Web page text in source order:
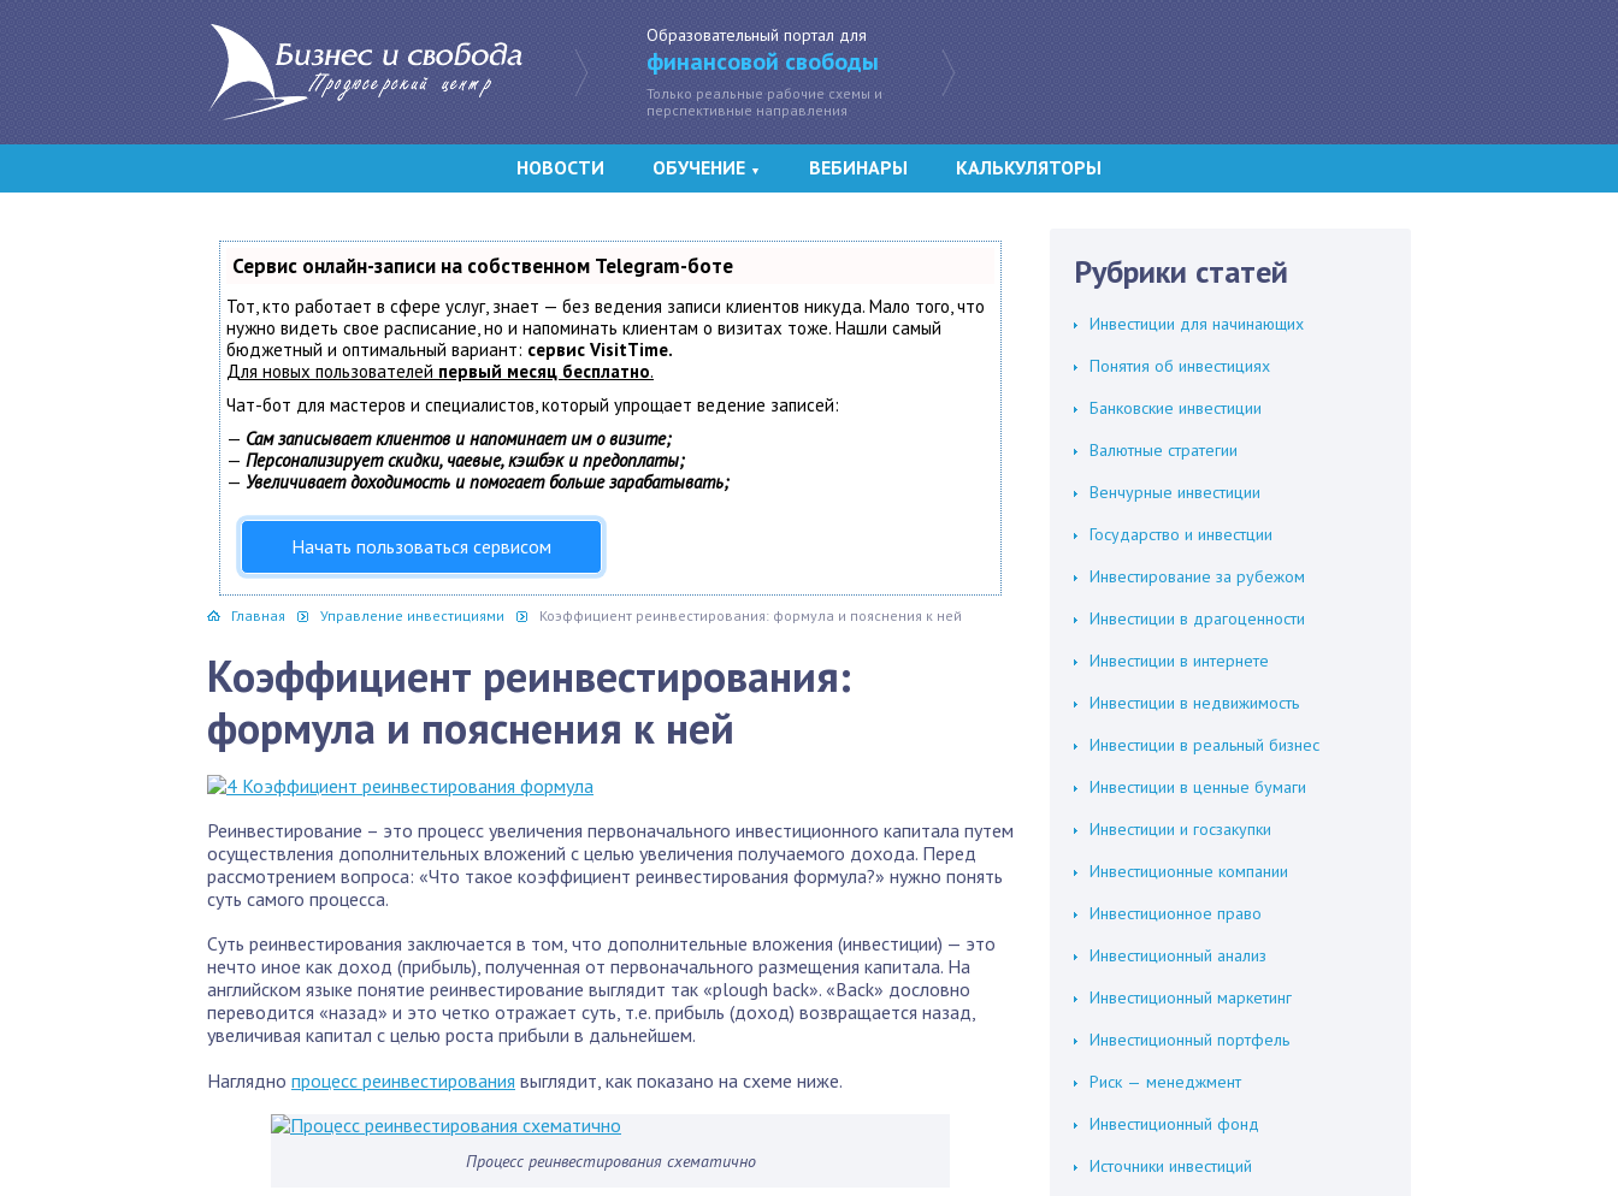
Образовательный портал для
финансовой свободы
Только реальные рабочие схемы и
перспективные направления
НОВОСТИ ОБУЧЕНИЕ ▼ ВЕБИНАРЫ КАЛЬКУЛЯТОРЫ
Сервис онлайн-записи на собственном Telegram-боте
Тот, кто работает в сфере услуг, знает — без ведения записи клиентов никуда. Мало того, что
нужно видеть свое расписание, но и напоминать клиентам о визитах тоже. Нашли самый
бюджетный и оптимальный вариант: сервис VisitTime.
Для новых пользователей первый месяц бесплатно.
Чат-бот для мастеров и специалистов, который упрощает ведение записей:
— Сам записывает клиентов и напоминает им о визите;
— Персонализирует скидки, чаевые, кэшбэк и предоплаты;
— Увеличивает доходимость и помогает больше зарабатывать;
Начать пользоваться сервисом
Главная Управление инвестициями Коэффициент реинвестирования: формула и пояснения к ней
Коэффициент реинвестирования:
формула и пояснения к ней
Реинвестирование – это процесс увеличения первоначального инвестиционного капитала путем
осуществления дополнительных вложений с целью увеличения получаемого дохода. Перед
рассмотрением вопроса: «Что такое коэффициент реинвестирования формула?» нужно понять
суть самого процесса.
Суть реинвестирования заключается в том, что дополнительные вложения (инвестиции) — это
нечто иное как доход (прибыль), полученная от первоначального размещения капитала. На
английском языке понятие реинвестирование выглядит так «plough back». «Back» дословно
переводится «назад» и это четко отражает суть, т.е. прибыль (доход) возвращается назад,
увеличивая капитал с целью роста прибыли в дальнейшем.
Наглядно процесс реинвестирования выглядит, как показано на схеме ниже.
Процесс реинвестирования схематично
Рубрики статей
Инвестиции для начинающих
Понятия об инвестициях
Банковские инвестиции
Валютные стратегии
Венчурные инвестиции
Государство и инвестции
Инвестирование за рубежом
Инвестиции в драгоценности
Инвестиции в интернете
Инвестиции в недвижимость
Инвестиции в реальный бизнес
Инвестиции в ценные бумаги
Инвестиции и госзакупки
Инвестиционные компании
Инвестиционное право
Инвестиционный анализ
Инвестиционный маркетинг
Инвестиционный портфель
Риск — менеджмент
Инвестиционный фонд
Источники инвестиций